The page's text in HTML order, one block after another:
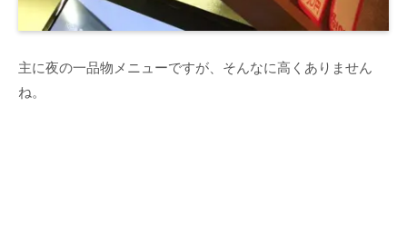
主に夜の一品物メニューですが、そんなに高くありません
ね。